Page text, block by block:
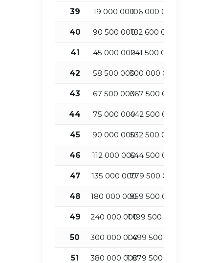
39 19 000 000106 000 000
40 90 500 000182 600 000
41 45 000 000241 500 000
42 58 500 000300 000 000
43 67 500 000367 500 000
44 75 000 000442 500 000
45 90 000 000532 500 000
46 112 000 000644 500 000
47 135 000 000779 500 000
48 180 000 000959 500 000
49 240 000 0001 199 500 000
50 300 000 0001 499 500 000
51 380 000 0001 879 500 000